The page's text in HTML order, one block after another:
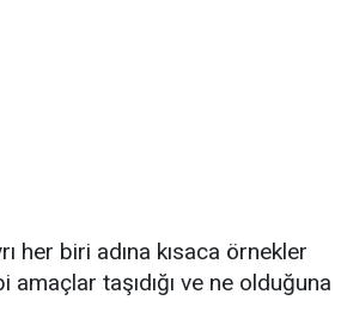
her biri adına kısaca örnekler
taşıdığı ve ne olduğuna